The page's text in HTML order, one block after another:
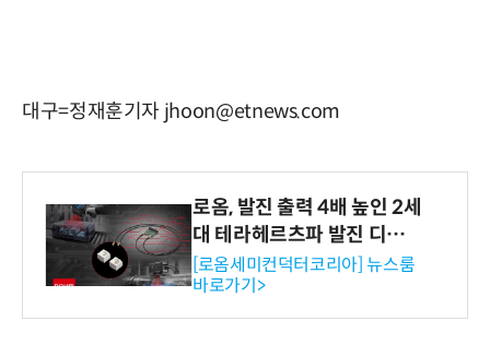
대구=정재훈기자 jhoon@etnews.com
로옴, 발진 출력 4배 높인 2세
대 테라헤르츠파 발진 디바이
스 개발
[로옴세미컨덕터코리아] 뉴스룸
바로가기>